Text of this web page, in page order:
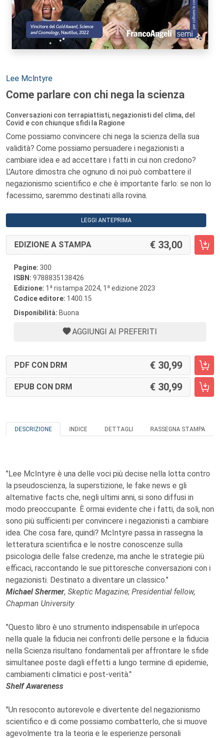
Autori:
Lee Mclntyre
Come parlare con chi nega la scienza
Conversazioni con terrapiattisti, negazionisti del clima, del
Covid e con chiunque sfidi la Ragione
Come possiamo convincere chi nega la scienza della sua
validità? Come possiamo persuadere i negazionisti a
cambiare idea e ad accettare i fatti in cui non credono?
L’Autore dimostra che ognuno di noi può combattere il
negazionismo scientifico e che è importante farlo: se non lo
facessimo, saremmo destinati alla rovina.
LEGGI ANTEPRIMA
EDIZIONE A STAMPA 33,00
Pagine: 300
ISBN: 9788835138426
Edizione: 1 a ristampa 2024, 1 a edizione 2023
Codice editore: 1400.15
Disponibilità: Buona
AGGIUNGI AI PREFERITI
PDF CON DRM 30,99
EPUB CON DRM 30,99
DESCRIZIONE INDICE DETTAGLI RASSEGNA STAMPA
"Lee McIntyre è una delle voci più decise nella lotta contro
la pseudoscienza, la superstizione, le fake news e gli
alternative facts che, negli ultimi anni, si sono diffusi in
modo preoccupante. È ormai evidente che i fatti, da soli, non
sono più sufficienti per convincere i negazionisti a cambiare
idea. Che cosa fare, quindi? McIntyre passa in rassegna la
letteratura scientifica e le nostre conoscenze sulla
psicologia delle false credenze, ma anche le strategie più
efficaci, raccontando le sue pittoresche conversazioni con i
negazionisti. Destinato a diventare un classico."
Michael Shermer, Skeptic Magazine; Presidential fellow,
Chapman University
"Questo libro è uno strumento indispensabile in un'epoca
nella quale la fiducia nei confronti delle persone e la fiducia
nella Scienza risultano fondamentali per affrontare le sfide
simultanee poste dagli effetti a lungo termine di epidemie,
cambiamenti climatici e post-verità."
Shelf Awareness
"Un resoconto autorevole e divertente del negazionismo
scientifico e di come possiamo combatterlo, che si muove
agevolmente tra la teoria e le esperienze personali